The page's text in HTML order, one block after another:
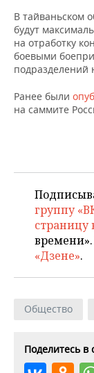
КИБЕРСПОРТ
ФИГУРНОЕ
КУЛЬТУРА
МЕДИЦИНА
СПИСОК
В тайваньском
будут
на отработку
боевыми
подразделений
Ранее были
на саммите
группу
страницу
«Дзене».
Общество
Поделитесь в